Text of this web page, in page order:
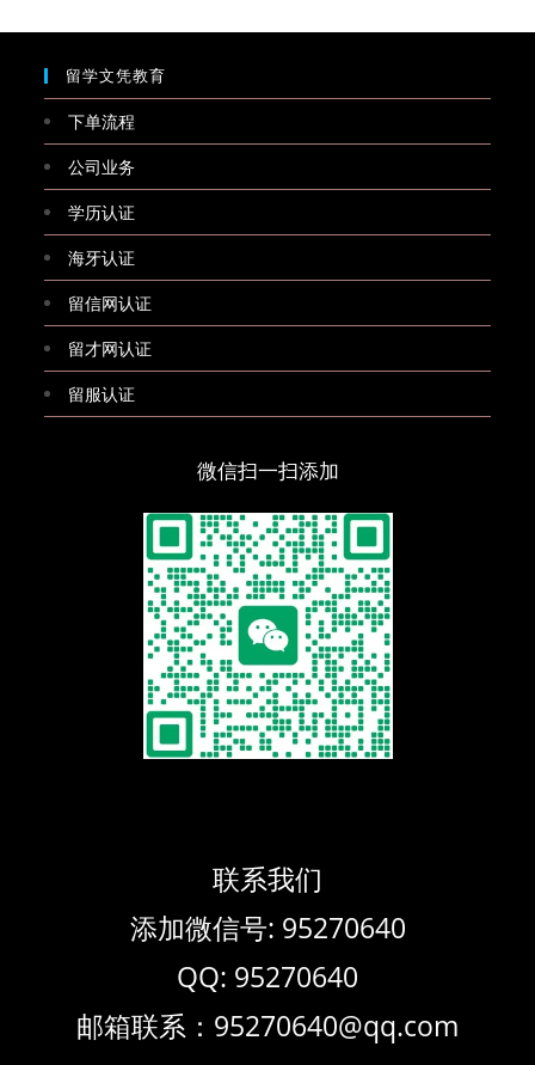
留学文凭教育
下单流程
公司业务
学历认证
海牙认证
留信网认证
留才网认证
留服认证
微信扫一扫添加
联系我们
添加微信号: 95270640
QQ: 95270640
邮箱联系：95270640@qq.com